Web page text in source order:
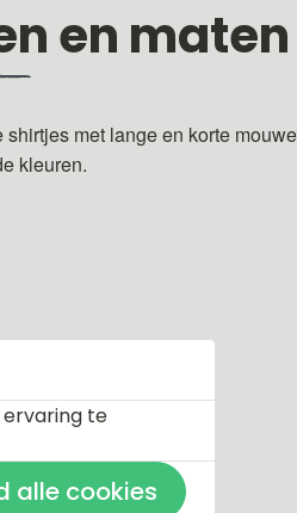
en maten
met lange en korte
kleuren.
katoen gemaakt.
ervaring te
alle cookies